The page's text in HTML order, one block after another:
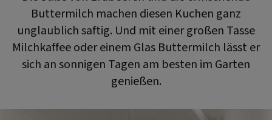
Buttermilch machen diesen Kuchen ganz
unglaublich saftig. Und mit einer großen Tasse
Milchkaffee oder einem Glas Buttermilch lässt er
sich an sonnigen Tagen am besten im Garten
genießen.